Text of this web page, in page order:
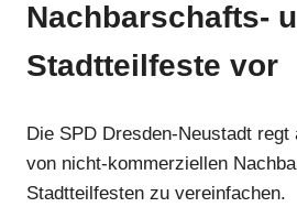
Nachbarschafts-
Stadtteilfeste vor
Die SPD Dresden-Neustadt
von nicht-kommerziellen
Stadtteilfesten zu vereinfachen.